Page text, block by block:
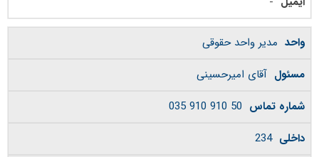
مدیر واحد حقوقی
آقای امیرحسینی
50 910 910 035
234